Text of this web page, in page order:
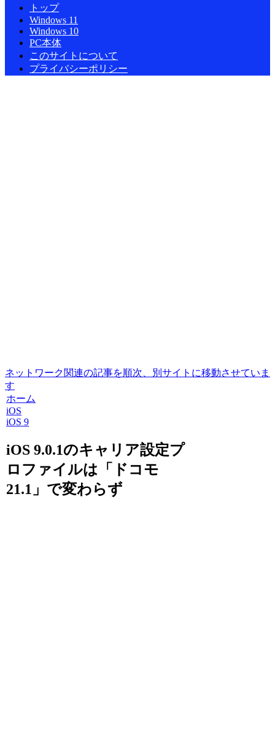
トップ
Windows 11
Windows 10
PC本体
このサイトについて
プライバシーポリシー
ネットワーク関連の記事を順次、別サイトに移動させていま
す
ホーム
iOS
iOS 9
iOS 9.0.1のキャリア設定プ
ロファイルは「ドコモ
21.1」で変わらず